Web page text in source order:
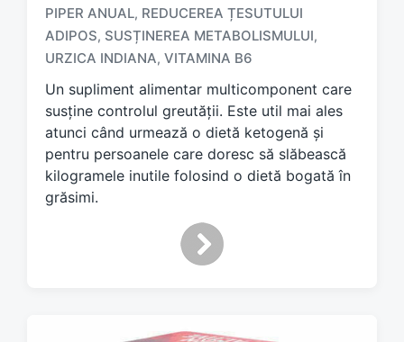
a
g
g
d
w
i
t
h
PIPER ANUAL, REDUCEREA ȚESUTULUI
ADIPOS, SUSȚINEREA METABOLISMULUI,
URZICA INDIANA, VITAMINA B6
Un supliment alimentar multicomponent care
susține controlul greutății. Este util mai ales
atunci când urmează o dietă ketogenă și
pentru persoanele care doresc să slăbească
kilogramele inutile folosind o dietă bogată în
grăsimi.